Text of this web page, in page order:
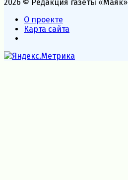
2026 © Редакция газеты «Маяк»
О проекте
Карта сайта